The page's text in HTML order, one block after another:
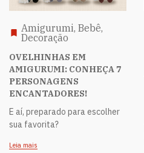
Amigurumi, Bebê,
Decoração
OVELHINHAS EM
AMIGURUMI: CONHEÇA 7
PERSONAGENS
ENCANTADORES!
E aí, preparado para escolher
sua favorita?
Leia mais